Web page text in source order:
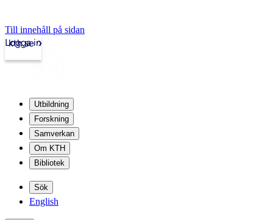
Till innehåll på sidan
kth.se
Logga in
Utbildning
Forskning
Samverkan
Om KTH
Bibliotek
Sök
English